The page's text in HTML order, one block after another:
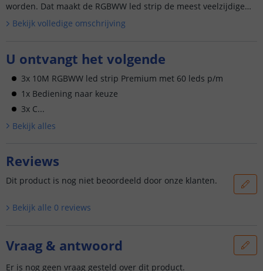
worden. Dat maakt de RGBWW led strip de meest veelzijdige
led st...
Bekijk volledige omschrijving
U ontvangt het volgende
3x 10M RGBWW led strip Premium met 60 leds p/m
1x Bediening naar keuze
3x C...
Bekijk alles
Reviews
Dit product is nog niet beoordeeld door onze klanten.
Bekijk alle 0 reviews
Vraag & antwoord
Er is nog geen vraag gesteld over dit product.